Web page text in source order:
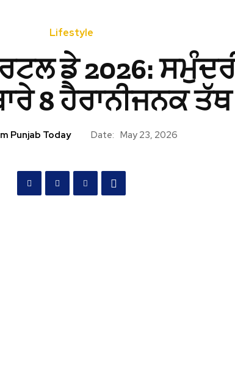
Lifestyle
ਡੇ 2026:
8 ਹੈਰਾਨੀਜਨਕ ਤੱਥ
Punjab Today Date: May 23, 2026